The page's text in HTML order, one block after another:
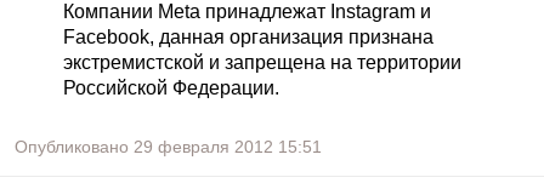
Компании Meta принадлежат Instagram и
Facebook, данная организация признана
экстремистской и запрещена на территории
Российской Федерации.
Опубликовано 29 февраля 2012 15:51